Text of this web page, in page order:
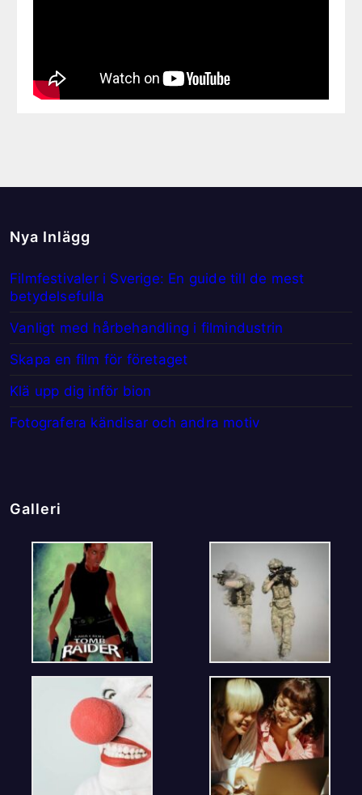
Nya Inlägg
Filmfestivaler i Sverige: En guide till de mest
betydelsefulla
Vanligt med hårbehandling i filmindustrin
Skapa en film för företaget
Klä upp dig inför bion
Fotografera kändisar och andra motiv
Galleri